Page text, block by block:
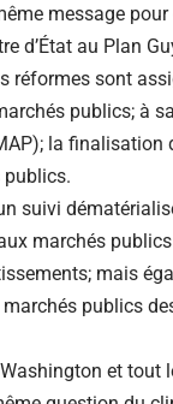
message
d’État au Plan
réformes sont
publics; à
la
suivi
marchés
mais
marchés publics
et